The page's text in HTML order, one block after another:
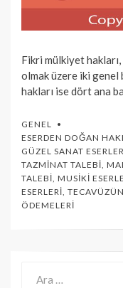
Fikri mülkiyet
olmak üzere iki genel
hakları ise dört ana
GENEL
ESERDEN DOĞAN
GÜZEL SANAT
TAZMINAT TALEBI,
TALEBI, MUSIKI
ESERLERI,
ÖDEMELERI